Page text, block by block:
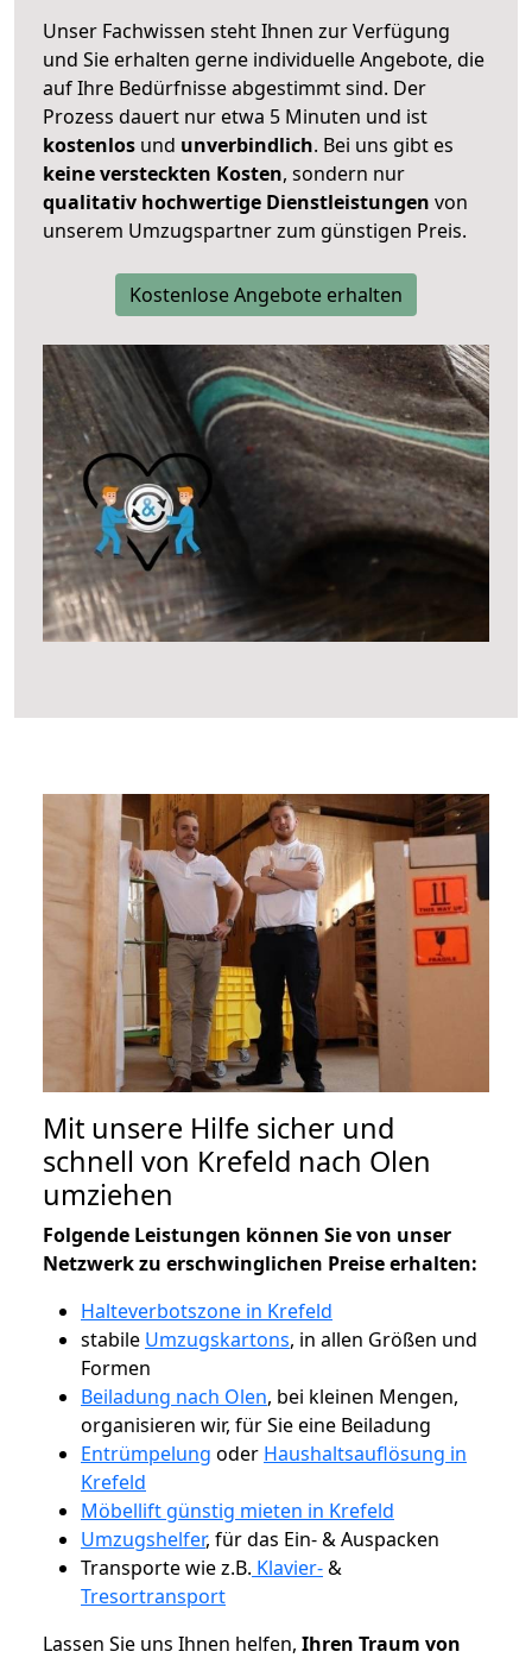
Unser Fachwissen steht Ihnen zur Verfügung
und Sie erhalten gerne individuelle Angebote, die
auf Ihre Bedürfnisse abgestimmt sind. Der
Prozess dauert nur etwa 5 Minuten und ist
kostenlos und unverbindlich. Bei uns gibt es
keine versteckten Kosten, sondern nur
qualitativ hochwertige Dienstleistungen von
unserem Umzugspartner zum günstigen Preis.
Kostenlose Angebote erhalten
Mit unsere Hilfe sicher und
schnell von Krefeld nach Olen
umziehen
Folgende Leistungen können Sie von unser
Netzwerk zu erschwinglichen Preise erhalten:
Halteverbotszone in Krefeld
stabile Umzugskartons, in allen Größen und
Formen
Beiladung nach Olen, bei kleinen Mengen,
organisieren wir, für Sie eine Beiladung
Entrümpelung oder Haushaltsauflösung in
Krefeld
Möbellift günstig mieten in Krefeld
Umzugshelfer, für das Ein- & Auspacken
Transporte wie z.B. Klavier-&
Tresortransport
Lassen Sie uns Ihnen helfen, Ihren Traum von